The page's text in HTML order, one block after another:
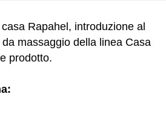
Rapahel, introduzione al
massaggio della linea Casa
prodotto.